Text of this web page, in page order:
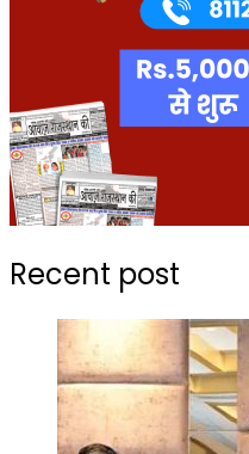
Recent post